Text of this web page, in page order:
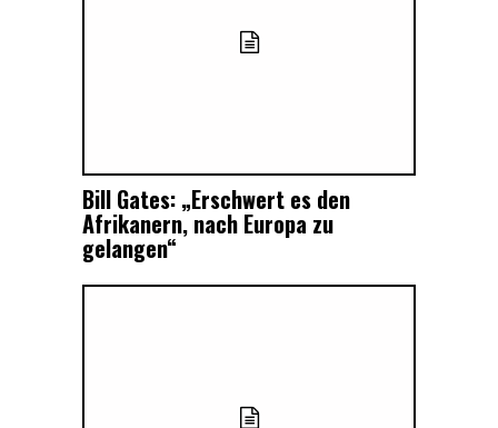
Bill Gates: „Erschwert es den
Afrikanern, nach Europa zu
gelangen“